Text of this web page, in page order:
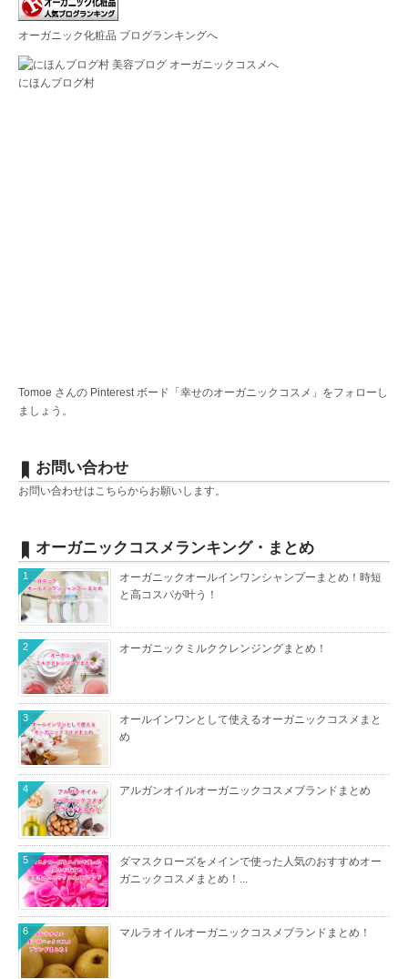
オーガニック化粧品 ブログランキングへ
にほんブログ村
Tomoe さんの Pinterest ボード「幸せのオーガニックコスメ」をフォローし
ましょう。
お問い合わせ
お問い合わせは こちらからお願いします。
オーガニックコスメランキング・まとめ
オーガニックオールインワンシャンプーまとめ！時短
と高コスパが叶う！
1
オーガニックミルククレンジングまとめ！
2
オールインワンとして使えるオーガニックコスメまと
め
3
アルガンオイルオーガニックコスメブランドまとめ
4
ダマスクローズをメインで使った人気のおすすめオー
ガニックコスメまとめ！...
5
マルラオイルオーガニックコスメブランドまとめ！
6